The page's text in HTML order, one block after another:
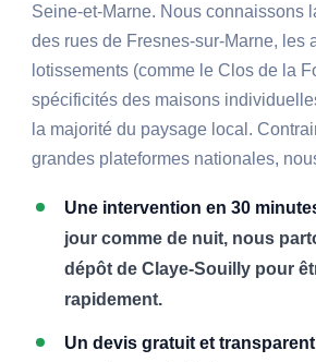
Seine-et-Marne. Nous connaissons
des rues de Fresnes-sur-Marne, les
lotissements (comme le Clos de la
spécificités des maisons
la majorité du paysage local.
grandes plateformes nationales,
Une intervention en 30
jour comme de nuit, nous
dépôt de Claye-Souilly pour
rapidement.
Un devis gratuit et transparent